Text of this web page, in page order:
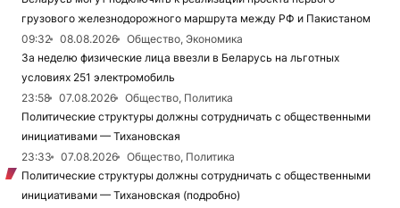
грузового железнодорожного маршрута между РФ и Пакистаном
09:32
08.08.2026
Общество, Экономика
За неделю физические лица ввезли в Беларусь на льготных
условиях 251 электромобиль
23:58
07.08.2026
Общество, Политика
Политические структуры должны сотрудничать с общественными
инициативами — Тихановская
23:33
07.08.2026
Общество, Политика
Политические структуры должны сотрудничать с общественными
инициативами — Тихановская (подробно)